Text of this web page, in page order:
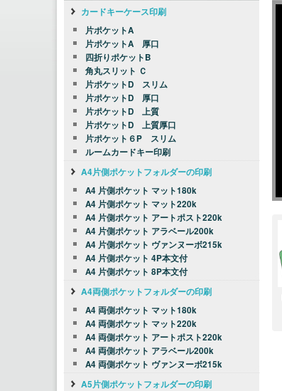
カードキーケース印刷
片ポケットA
片ポケットA 厚口
四折りポケットB
角丸スリット Ｃ
片ポケットD スリム
片ポケットD 厚口
片ポケットD 上質
片ポケットD 上質厚口
片ポケット６P スリム
ルームカードキー印刷
A4片側ポケットフォルダーの印刷
A4 片側ポケット マット180k
A4 片側ポケット マット220k
A4 片側ポケット アートポスト220k
A4 片側ポケット アラベール200k
A4 片側ポケット ヴァンヌーボ215k
A4 片側ポケット 4P本文付
A4 片側ポケット 8P本文付
A4両側ポケットフォルダーの印刷
A4 両側ポケット マット180k
A4 両側ポケット マット220k
A4 両側ポケット アートポスト220k
A4 両側ポケット アラベール200k
A4 両側ポケット ヴァンヌーボ215k
A5片側ポケットフォルダーの印刷